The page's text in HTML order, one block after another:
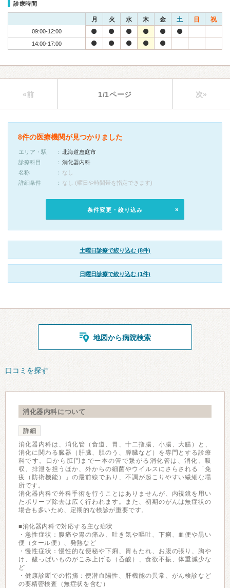
診療時間
月 火 水 木 金 土 日 祝
09:00-12:00
14:00-17:00
«前 1/1ページ 次»
8件の医療機関が見つかりました
エリア・駅
北海道恵庭市
診療科目
消化器内科
名称
なし
詳細条件
なし (曜日や時間帯を指定できます)
条件変更・絞り込み
土曜日診療で絞り込む (8件)
日曜日診療で絞り込む (1件)
地図から病院検索
口コミを探す
消化器内科について
詳細
消化器内科は、消化管（食道、胃、十二指腸、小腸、大腸）と、
消化に関わる臓器（肝臓、胆のう、膵臓など）を専門とする診療
科です。口から肛門まで一本の管で繋がる消化管は、消化、吸
収、排泄を担うほか、外からの細菌やウイルスにさらされる「免
疫（防衛機能）」の最前線であり、不調が起こりやすい繊細な場
所です。
消化器内科で外科手術を行うことはありませんが、内視鏡を用い
たポリープ除去は広く行われます。また、初期のがんは無症状の
場合も多いため、定期的な検診が重要です。
■消化器内科で対応する主な症状
・急性症状：腹痛や胃の痛み、吐き気や嘔吐、下痢、血便や黒い
便（タール便）、発熱など
・慢性症状：慢性的な便秘や下痢、胃もたれ、お腹の張り、胸や
け、酸っぱいものがこみ上げる（呑酸）、食欲不振、体重減少な
ど
・健康診断での指摘：便潜血陽性、肝機能の異常、がん検診など
の要精密検査（無症状を含む）